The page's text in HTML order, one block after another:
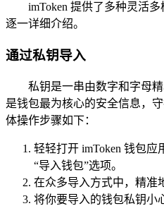
imToken 提供了多种灵活
逐一详细介绍。
通过私钥导入
私钥是一串由数字和字母
是钱包最为核心的安全信息，
体操作步骤如下：
轻轻打开 imToken 钱包
“导入钱包”选项。
在众多导入方式中，精准
将你要导入的钱包私钥小